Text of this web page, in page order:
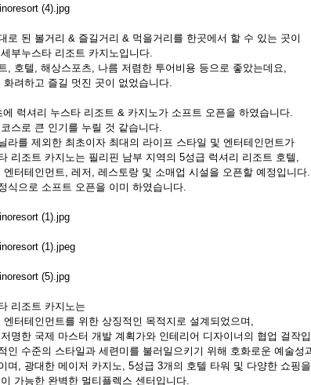
로 된 볼거리 & 즐길거리 & 먹을거리를 한곳에서 할 수 있는 곳이
부누스타 리조트 카지노입니다.
, 호텔, 해상스포츠, 나름 저렴한 투어비용 등으로 좋았는데요,
화려하고 즐길 멋진 곳이 없었습니다.
에 럭셔리 누스타 리조트 & 카지노가 소프트 오픈을 하였습니다.
스로 큰 인기를 누릴 것 같습니다.
라를 제외한 최초이자 최대의 라이프 스타일 및 엔터테인먼트가
리조트 카지노는 필리핀 남부 지역의 5성급 럭셔리 리조트 호텔,
엔터테인먼트, 레저, 레스토랑 및 소매업 시설을 오픈할 예정입니다.
식으로 소프트 오픈을 이미 하였습니다.
리조트 카지노는
터테인먼트를 위한 상징적인 목적지로 설계되었으며,
명한 국제 마스터 개발 계획가와 인테리어 디자이너의 협업 걸작
인 수준의 스타일과 세련미를 불러일으키기 위해 호화로운 예술성
며, 광대한 메이저 카지노, 5성급 3개의 호텔 타워 및 다양한 쇼핑을
가능한 완벽한 멀티플렉스 센터입니다.